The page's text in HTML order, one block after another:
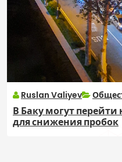
Ruslan Valiyev
В Баку могут
для снижения пробок